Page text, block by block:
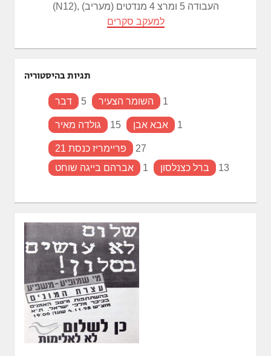
(N12), העבודה 5 ומרצ 4 מנדטים (מעריב)
למעקב סקרים
תגיות בהיסטוריה
דבר 5 השומר הצעיר 1
גולדה מאיר 15 אבא אבן 1
פריימריז כנסת 21
27
אברהם בייגה שוחט
1 ברל כצנלסון 13